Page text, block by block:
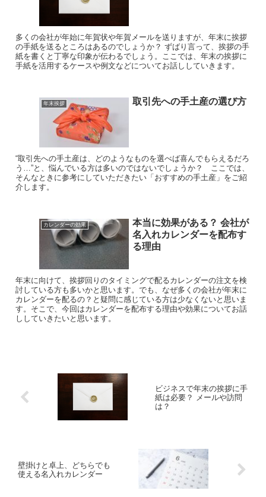
多くの会社が年始に年賀状や年賀メールを送りますが、年末に挨拶
の手紙を送るところはあるのでしょうか？ ずばり言って、挨拶の手
紙を書くと丁寧な印象が伝わるでしょう。ここでは、年末の挨拶に
手紙を活用するケースや例文などについてお話ししていきます。
年末挨拶 取引先への手土産の選び方
“取引先への手土産は、どのようなものを選べば喜んでもらえるだろ
う…”と、悩んでいる方は多いのではないでしょうか？ ここでは、
そんなときに参考にしていただきたい「おすすめの手土産」をご紹
介します。
カレンダーの効果
本当に効果がある？ 会社が
名入れカレンダーを配布す
る理由
年末に向けて、挨拶回りのタイミングで配るカレンダーの注文を検
討している方も多いかと思います。でも、なぜ多くの会社が年末に
カレンダーを配るの？と疑問に感じている方は少なくないと思いま
す。そこで、今回はカレンダーを配布する理由や効果についてお話
ししていきたいと思います。
ビジネスで年末の挨拶に手
紙は必要？ メールや訪問
は？
壁掛けと卓上、どちらでも
使える名入れカレンダー